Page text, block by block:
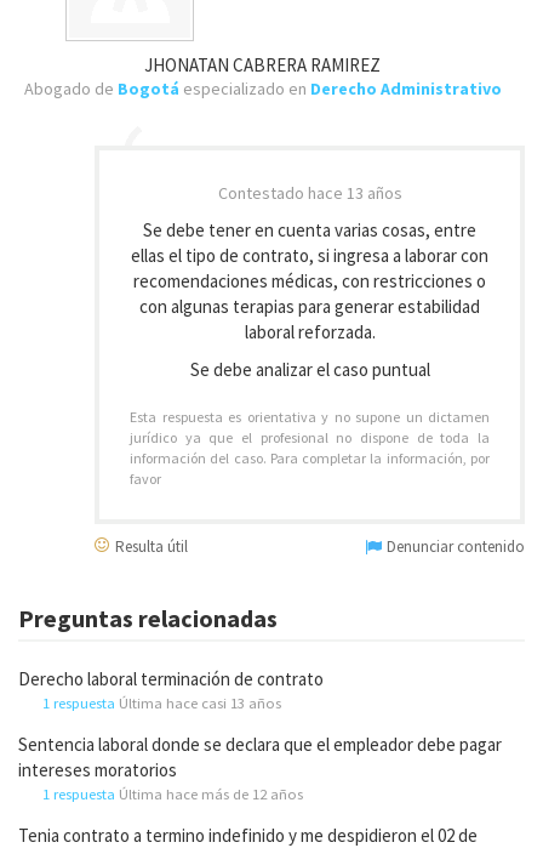
JHONATAN CABRERA RAMIREZ
Abogado de Bogotá especializado en Derecho Administrativo
Contestado hace 13 años
Se debe tener en cuenta varias cosas, entre
ellas el tipo de contrato, si ingresa a laborar con
recomendaciones médicas, con restricciones o
con algunas terapias para generar estabilidad
laboral reforzada.
Se debe analizar el caso puntual
Esta respuesta es orientativa y no supone un dictamen
jurídico ya que el profesional no dispone de toda la
información del caso. Para completar la información, por
favor
Resulta útil Denunciar contenido
Preguntas relacionadas
Derecho laboral terminación de contrato
1 respuesta Última hace casi 13 años
Sentencia laboral donde se declara que el empleador debe pagar
intereses moratorios
1 respuesta Última hace más de 12 años
Tenia contrato a termino indefinido y me despidieron el 02 de